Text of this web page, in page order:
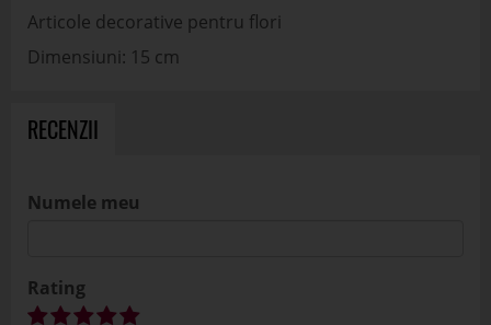
Articole decorative pentru flori
Dimensiuni: 15 cm
RECENZII
Numele meu
Rating